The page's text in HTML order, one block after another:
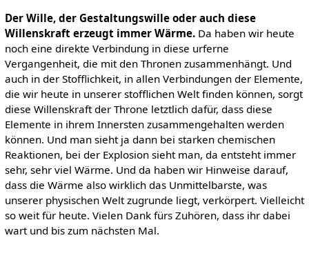
Der Wille, der Gestaltungswille oder auch diese
Willenskraft erzeugt immer Wärme.Da haben wir heute
noch eine direkte Verbindung in diese urferne
Vergangenheit, die mit den Thronen zusammenhängt. Und
auch in der Stofflichkeit, in allen Verbindungen der Elemente,
die wir heute in unserer stofflichen Welt finden können, sorgt
diese Willenskraft der Throne letztlich dafür, dass diese
Elemente in ihrem Innersten zusammengehalten werden
können. Und man sieht ja dann bei starken chemischen
Reaktionen, bei der Explosion sieht man, da entsteht immer
sehr, sehr viel Wärme. Und da haben wir Hinweise darauf,
dass die Wärme also wirklich das Unmittelbarste, was
unserer physischen Welt zugrunde liegt, verkörpert. Vielleicht
so weit für heute. Vielen Dank fürs Zuhören, dass ihr dabei
wart und bis zum nächsten Mal.